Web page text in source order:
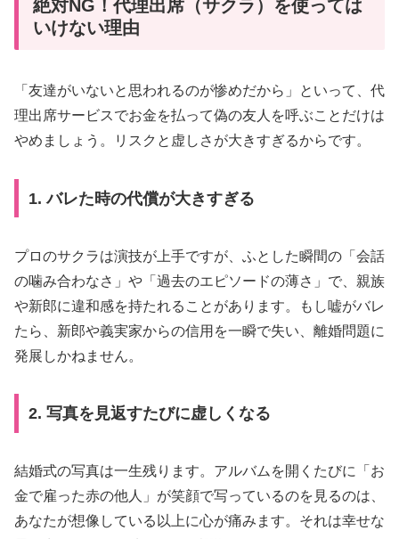
絶対NG！代理出席（サクラ）を使っては
いけない理由
「友達がいないと思われるのが惨めだから」といって、代
理出席サービスでお金を払って偽の友人を呼ぶことだけは
やめましょう。リスクと虚しさが大きすぎるからです。
1. バレた時の代償が大きすぎる
プロのサクラは演技が上手ですが、ふとした瞬間の「会話
の噛み合わなさ」や「過去のエピソードの薄さ」で、親族
や新郎に違和感を持たれることがあります。もし嘘がバレ
たら、新郎や義実家からの信用を一瞬で失い、離婚問題に
発展しかねません。
2. 写真を見返すたびに虚しくなる
結婚式の写真は一生残ります。アルバムを開くたびに「お
金で雇った赤の他人」が笑顔で写っているのを見るのは、
あなたが想像している以上に心が痛みます。それは幸せな